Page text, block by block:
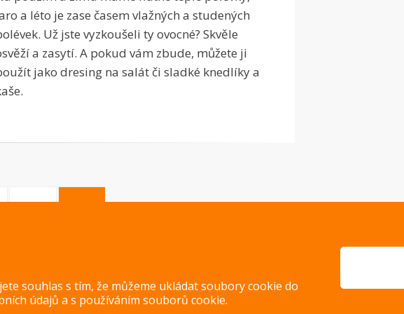
a léto je zase časem vlažných a studených
Už jste vyzkoušeli ty ovocné? Skvěle
a zasytí. A pokud vám zbude, můžete ji
jako dresing na salát či sladké knedlíky a
souhlas s tím, že můžeme ukládat soubory cookie do
údajů a s používáním souborů cookie.